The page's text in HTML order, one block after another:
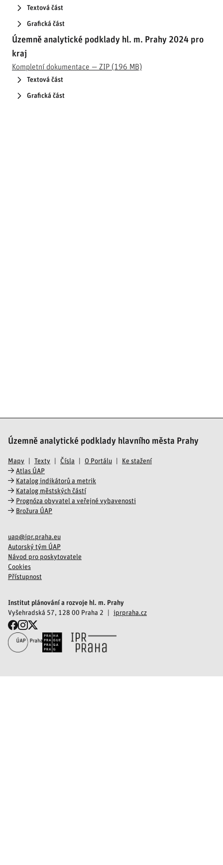
Textová část
Grafická část
Územně analytické podklady hl. m. Prahy 2024 pro
kraj
Kompletní dokumentace — ZIP (196 MB)
Textová část
Grafická část
Územně analytické podklady hlavního města Prahy
Mapy Texty Čísla O Portálu
Ke stažení
Atlas ÚAP
Katalog indikátorů a metrik
Katalog městských částí
Prognóza obyvatel a veřejné vybavenosti
Brožura ÚAP
uap@ipr.praha.eu
Autorský tým ÚAP
Návod pro poskytovatele
Cookies
Přístupnost
Institut plánování a rozvoje hl. m. Prahy
Vyšehradská 57, 128 00 Praha 2
iprpraha.cz